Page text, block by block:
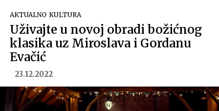
AKTUALNO KULTURA
Uživajte u novoj obradi božićnog
klasika uz Miroslava i Gordanu
Evačić
23.12.2022